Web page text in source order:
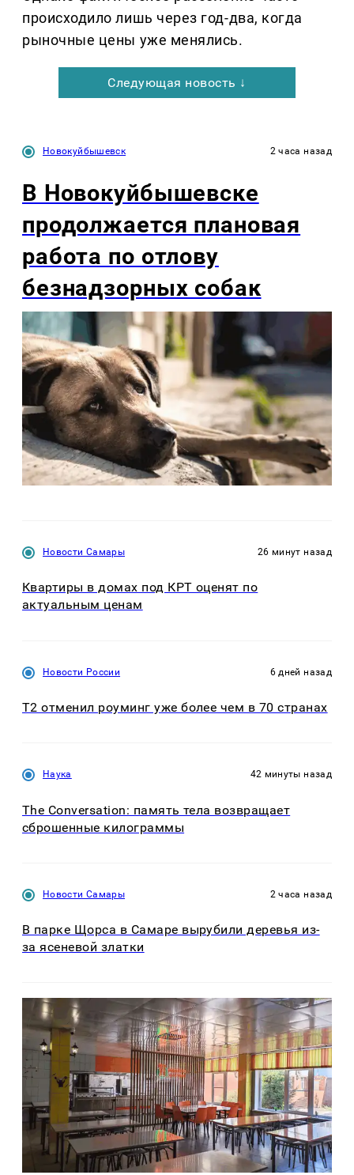
происходило лишь через год-два, когда
рыночные цены уже менялись.
Следующая новость ↓
Новокуйбышевск 2 часа назад
В Новокуйбышевске
продолжается плановая
работа по отлову
безнадзорных собак
Новости Самары 26 минут назад
Квартиры в домах под КРТ оценят по
актуальным ценам
Новости России 6 дней назад
Т2 отменил роуминг уже более чем в 70 странах
Наука 42 минуты назад
The Conversation: память тела возвращает
сброшенные килограммы
Новости Самары 2 часа назад
В парке Щорса в Самаре вырубили деревья из-
за ясеневой златки